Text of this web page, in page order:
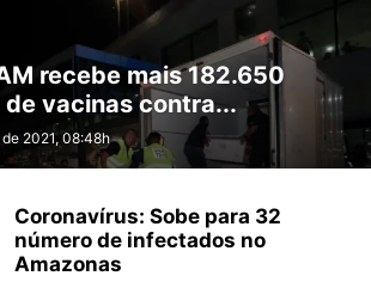
recebe mais 182.650
de vacinas contra...
2021, 08:48h
Coronavírus: Sobe para 32
número de infectados no
Amazonas